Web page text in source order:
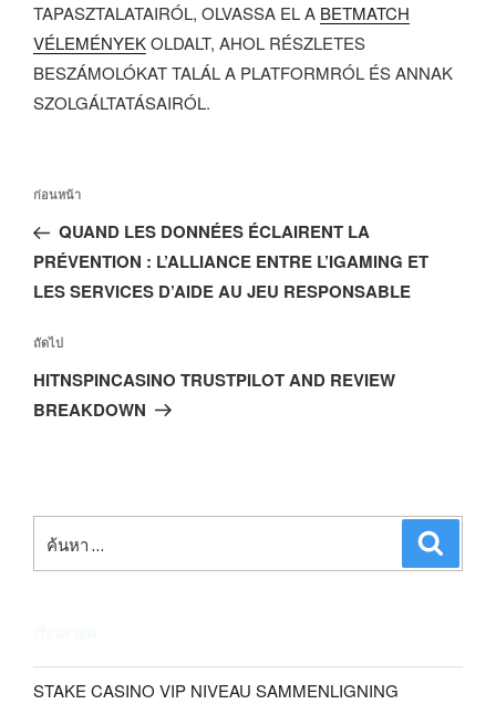
TAPASZTALATAIRÓL, OLVASSA EL A BETMATCH
VÉLEMÉNYEKOLDALT, AHOL RÉSZLETES
BESZÁMOLÓKAT TALÁL A PLATFORMRÓL ÉS ANNAK
SZOLGÁLTATÁSAIRÓL.
ก่อนหน้า
QUAND LES DONNÉES ÉCLAIRENT LA
PRÉVENTION : L’ALLIANCE ENTRE L’IGAMING ET
LES SERVICES D’AIDE AU JEU RESPONSABLE
ถัดไป
HITNSPINCASINO TRUSTPILOT AND REVIEW
BREAKDOWN
STAKE CASINO VIP NIVEAU SAMMENLIGNING